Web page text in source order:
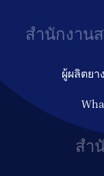
สำนักงาน
ผู้ผลิตยา
สำ